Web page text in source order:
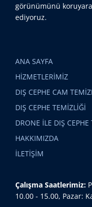
görünümünü
ediyoruz.
ANA SAYFA
HİZMETLERİMİZ
DIŞ CEPHE CAM
DIŞ CEPHE TEMİZLİĞİ
DRONE İLE DIŞ CEPHE
HAKKIMIZDA
İLETİŞİM
Çalışma Saatlerimiz:
10.00 - 15.00, Pazar: